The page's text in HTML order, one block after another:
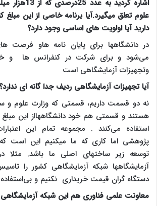
اشاره کردید به
علوم تعلق میگیرد.آیا برنامه خاصی از این
دارید آیا اولویت های اساسی وجود دارد؟
در دانشگاهها برای پایان نامه هاو فرصت
می‌شود و برای شرکت در کنفرانس ها و
وتجهیزات آزمایشگاهی است
آیا تجهیزات آزمایشگاهی ردیف جدا گانه ای ندارد؟
نه دو قسمت داریم، قسمتی که وزارت علوم و
هستند و قسمتی هم خود دانشگاههااز این
استفاده می‌کنند . مجموعه تمام این
پژوهشی اما کاری که ما میکنیم این است
توسعه زیر ساختهای اصلی ما باشد. مثلا
آزمایشگاهها شبکه آزمایشگاهی کشور را
دستگاه گران قیمت خریداری نکنیم و بی‌استفاده
معاونت علمی فناوری هم این شبکه آزمایشگاهی